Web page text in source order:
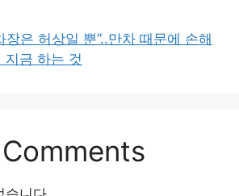
장은 허상일 뿐”..만차 때문에 손해
지금 하는 것